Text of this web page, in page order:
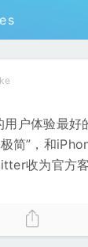
户体验最
简”，和
收为官方